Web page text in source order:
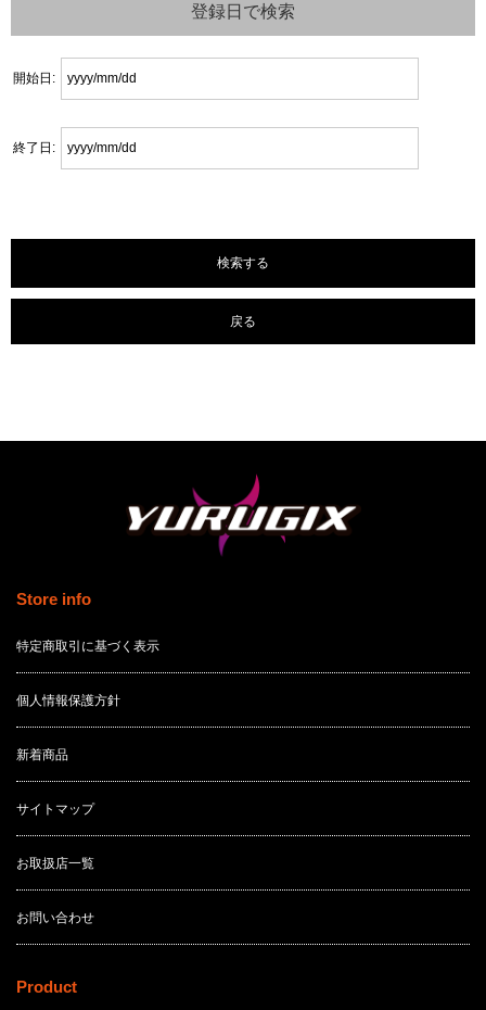
登録日で検索
開始日:
終了日:
戻る
Store info
特定商取引に基づく表示
個人情報保護方針
新着商品
サイトマップ
お取扱店一覧
お問い合わせ
Product